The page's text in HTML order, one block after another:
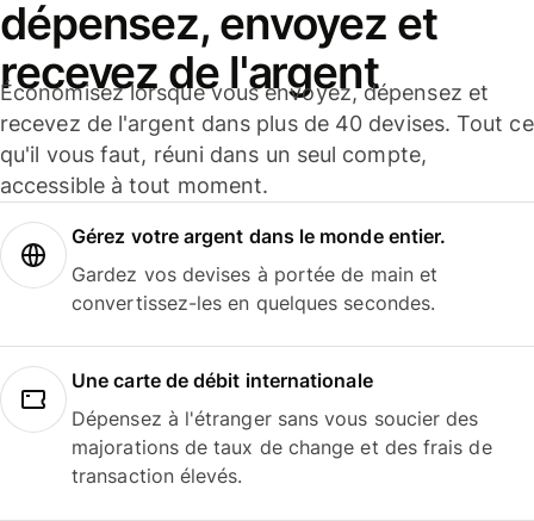
dépensez, envoyez et
recevez de l'argent
Économisez lorsque vous envoyez, dépensez et
recevez de l'argent dans plus de 40 devises. Tout ce
qu'il vous faut, réuni dans un seul compte,
accessible à tout moment.
Gérez votre argent dans le monde entier.
Gardez vos devises à portée de main et
convertissez-les en quelques secondes.
Une carte de débit internationale
Dépensez à l'étranger sans vous soucier des
majorations de taux de change et des frais de
transaction élevés.